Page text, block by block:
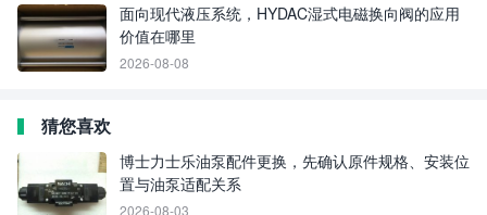
面向现代液压系统，HYDAC湿式电磁换向阀的应用
价值在哪里
2026-08-08
猜您喜欢
博士力士乐油泵配件更换，先确认原件规格、安装位
置与油泵适配关系
2026-08-03